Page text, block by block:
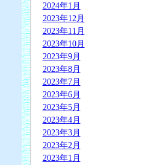
2024年1月
2023年12月
2023年11月
2023年10月
2023年9月
2023年8月
2023年7月
2023年6月
2023年5月
2023年4月
2023年3月
2023年2月
2023年1月